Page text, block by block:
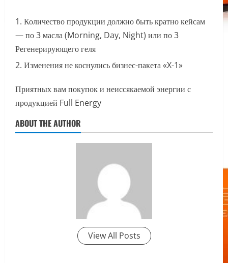
Количество продукции должно быть кратно кейсам
— по 3 масла (Morning, Day, Night) или по 3
Регенерирующего геля
Изменения не коснулись бизнес-пакета «X-1»
Приятных вам покупок и неиссякаемой энергии с
продукцией Full Energy
ABOUT THE AUTHOR
View All Posts